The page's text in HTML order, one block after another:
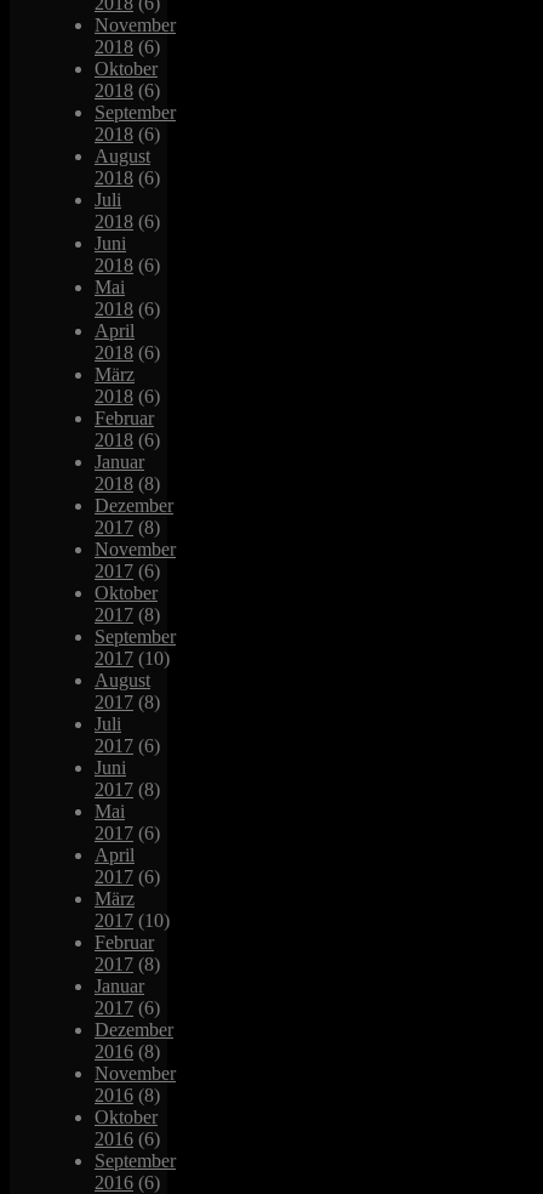
November
2018 (6)
Oktober
2018 (6)
September
2018 (6)
August
2018 (6)
Juli
2018 (6)
Juni
2018 (6)
Mai
2018 (6)
April
2018 (6)
März
2018 (6)
Februar
2018 (6)
Januar
2018 (8)
Dezember
2017 (8)
November
2017 (6)
Oktober
2017 (8)
September
2017 (10)
August
2017 (8)
Juli
2017 (6)
Juni
2017 (8)
Mai
2017 (6)
April
2017 (6)
März
2017 (10)
Februar
2017 (8)
Januar
2017 (6)
Dezember
2016 (8)
November
2016 (8)
Oktober
2016 (6)
September
2016 (6)